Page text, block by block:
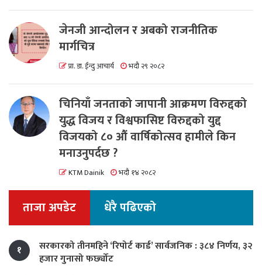
जेनजी आन्दोलन र अबको राजनीतिक
मार्गचित्र
प्रा. डा. ईन्दु आचार्य भदौ २९ २०८२
चिनियाँ जनताको जापानी आक्रमण विरुद्दको
युद्ध विजय र विश्वफासिष्ट विरुद्दको युद्द
विजयको ८० औं वार्षिकोत्सव हामीले किन
मनाउनुपर्दछ ?
KTM Dainik भदौ १४ २०८२
ताजा अपडेट धेरै पढिएको
१
सरकारको तीनमहिने ‘रिपोर्ट कार्ड’ सार्वजनिक : ३८४ निर्णय, ३२
हजार गुनासो फर्छ्योट